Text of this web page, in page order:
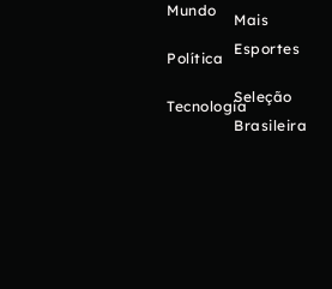
Mundo
Política
Tecnologia
Mais
Esportes
Seleção
Brasileira